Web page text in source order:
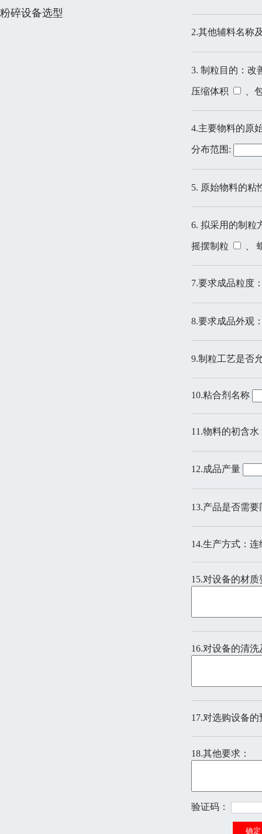
粉碎设备选型
2.其他辅料名称
3. 制粒目的：改
压缩体积 、
4.主要物料的原
分布范围:
5. 原始物料的粘
6. 拟采用的制粒
摇摆制粒 、
7.要求成品粒度
8.要求成品外观
9.制粒工艺是否
10.粘合剂名称
11.物料的初含
12.成品产量
13.产品是否需
14.生产方式：
15.对设备的材质
16.对设备的清
17.对选购设备
18.其他要求：
验证码：